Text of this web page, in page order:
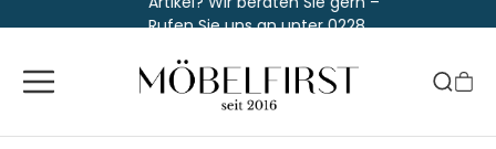
Rufen Sie uns an unter 0228